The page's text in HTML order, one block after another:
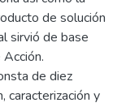
de solución
sirvió de base
de diez
caracterización y